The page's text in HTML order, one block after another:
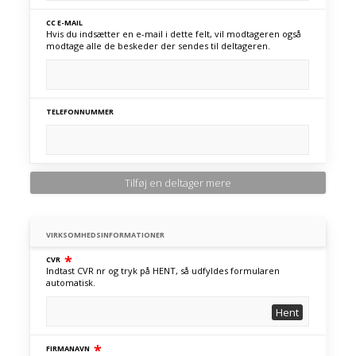
CC E-MAIL
Hvis du indsætter en e-mail i dette felt, vil modtageren også
modtage alle de beskeder der sendes til deltageren.
TELEFONNUMMER
Tilføj en deltager mere
VIRKSOMHEDSINFORMATIONER
CVR *
Indtast CVR nr og tryk på HENT, så udfyldes formularen
automatisk.
Hent
FIRMANAVN *